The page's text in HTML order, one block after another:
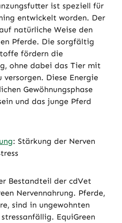
ist speziell für
entwickelt worden. Der
natürliche Weise den
Pferde. Die sorgfältig
fördern die
ohne dabei das Tier mit
Diese Energie
Gewöhnungsphase
und das junge Pferd
: Stärkung der Nerven
Bestandteil der cdVet
Nervennahrung. Pferde,
sind in ungewohnten
EquiGreen